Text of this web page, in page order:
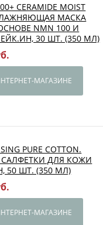
CERAMIDE MOIST
МАСКА
NMN 100 И
30 ШТ. (350 МЛ)
МАГАЗИНЕ
PURE COTTON.
ДЛЯ КОЖИ
50 ШТ. (350 МЛ)
МАГАЗИНЕ